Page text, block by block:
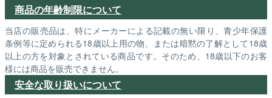
商品の年齢制限について
当店の販売品は、特にメーカーによる記載の無い限り、青少年保護
条例等に定められる18歳以上用の物、または暗黙の了解として18歳
以上の方を対象とされている商品です。そのため、18歳以下のお客
様には商品を販売できません。
安全な取り扱いについて